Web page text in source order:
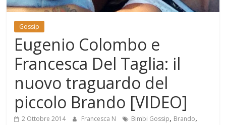
Mondo
Gossip
Eugenio Colombo e
Francesca Del Taglia: il
nuovo traguardo del
piccolo Brando [VIDEO]
2 Ottobre 2014 Francesca N Bimbi Gossip, Brando,